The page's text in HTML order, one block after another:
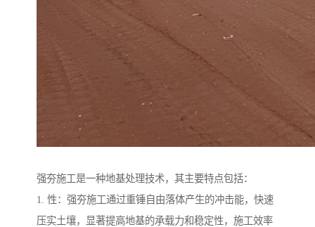
强夯施工是一种地基处理技术，其主要特点包括：
1. 性：强夯施工通过重锤自由落体产生的冲击能，快速
压实土壤，显著提高地基的承载力和稳定性，施工效率